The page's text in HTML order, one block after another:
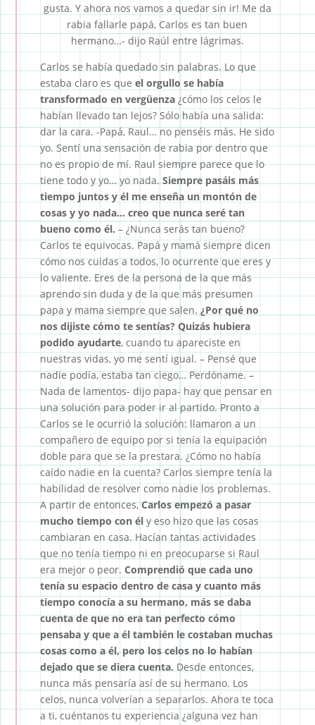
gusta. Y ahora nos vamos a quedar sin ir! Me da
rabia fallarle papá, Carlos es tan buen
hermano…- dijo Raúl entre lágrimas.
Carlos se había quedado sin palabras. Lo que
estaba claro es que el orgullo se había
transformado en vergüenza¿cómo los celos le
habían llevado tan lejos? Sólo había una salida:
dar la cara. -Papá, Raul… no penséis más. He sido
yo. Sentí una sensación de rabia por dentro que
no es propio de mí. Raul siempre parece que lo
tiene todo y yo… yo nada.Siempre pasáis más
tiempo juntos y él me enseña un montón de
cosas y yo nada… creo que nunca seré tan
bueno como él. – ¿Nunca serás tan bueno?
Carlos te equivocas. Papá y mamá siempre dicen
cómo nos cuidas a todos, lo ocurrente que eres y
lo valiente. Eres de la persona de la que más
aprendo sin duda y de la que más presumen
papa y mama siempre que salen. ¿Por qué no
nos dijiste cómo te sentías? Quizás hubiera
podido ayudarte, cuando tu apareciste en
nuestras vidas, yo me sentí igual. – Pensé que
nadie podía, estaba tan ciego… Perdóname. –
Nada de lamentos- dijo papa- hay que pensar en
una solución para poder ir al partido.Pronto a
Carlos se le ocurrió la solución: llamaron a un
compañero de equipo por si tenía la equipación
doble para que se la prestara. ¿Cómo no había
caído nadie en la cuenta? Carlos siempre tenía la
habilidad de resolver como nadie los problemas.
A partir de entonces,Carlos empezó a pasar
mucho tiempo con ély eso hizo que las cosas
cambiaran en casa. Hacían tantas actividades
que no tenía tiempo ni en preocuparse si Raul
era mejor o peor. Comprendió que cada uno
tenía su espacio dentro de casa y cuanto más
tiempo conocía a su hermano, más se daba
cuenta de que no era tan perfecto cómo
pensaba y que a él también le costaban muchas
cosas como a él, pero los celos no lo habían
dejado que se diera cuenta. Desde entonces,
nunca más pensaría así de su hermano. Los
celos, nunca volverían a separarlos. Ahora te toca
a ti, cuéntanos tu experiencia ¿alguna vez han